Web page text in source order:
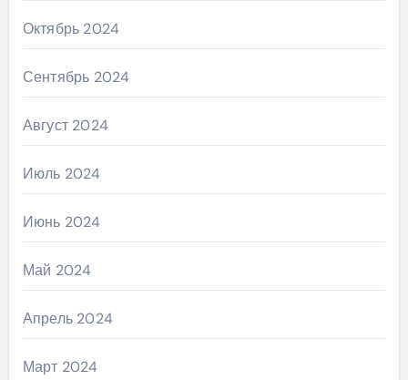
Октябрь 2024
Сентябрь 2024
Август 2024
Июль 2024
Июнь 2024
Май 2024
Апрель 2024
Март 2024